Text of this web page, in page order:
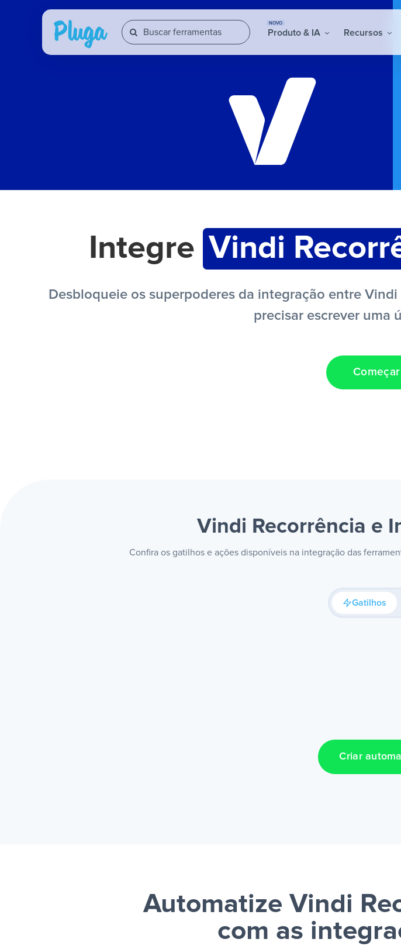
NOVO
Produto & IA Recursos
Integre Vindi
Desbloqueie os superpoderes da integração entre
precisar escrever uma
Vindi Recorrência e
Confira os gatilhos e ações disponíveis na integração das
Gatilhos
Criar
Automatize Vindi
com as